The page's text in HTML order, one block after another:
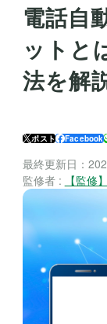
電話自
ットと
法を解
ポスト Facebook
最終更新日：
監修者 :
【監修